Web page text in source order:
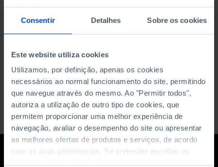
Consentir Detalhes Sobre os cookies
Este website utiliza cookies
Utilizamos, por definição, apenas os cookies
necessários ao normal funcionamento do site, permitindo
que navegue através do mesmo. Ao "Permitir todos",
autoriza a utilização de outro tipo de cookies, que
permitem proporcionar uma melhor experiência de
navegação, avaliar o desempenho do site ou apresentar
as melhores ofertas de produtos e serviços, de acordo
com as suas preferências. Se pretender escolher os
DATA DE FIM